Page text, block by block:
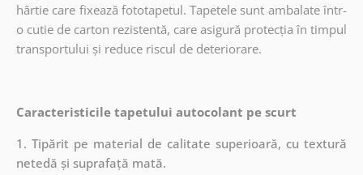
hârtie care fixează fototapetul. Tapetele sunt ambalate într-
o cutie de carton rezistentă, care asigură protecția în timpul
transportului și reduce riscul de deteriorare.
Caracteristicile tapetului autocolant pe scurt
1. Tipărit pe material de calitate superioară, cu textură
netedă și suprafață mată.